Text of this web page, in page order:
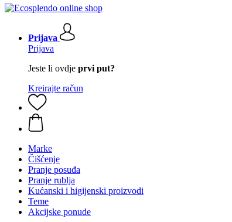
Prijava
Prijava
Jeste li ovdje prvi put?
Kreirajte račun
Marke
Čišćenje
Pranje posuđa
Pranje rublja
Kućanski i higijenski proizvodi
Teme
Akcijske ponude